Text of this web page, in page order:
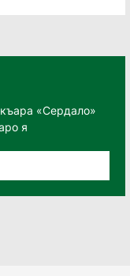
«Сердало»
я